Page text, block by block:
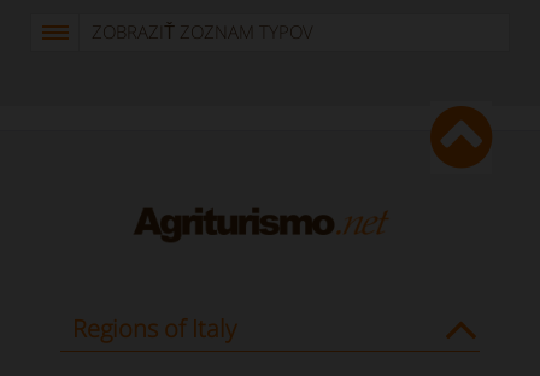
ZOBRAZIŤ ZOZNAM TYPOV
Regions of Italy